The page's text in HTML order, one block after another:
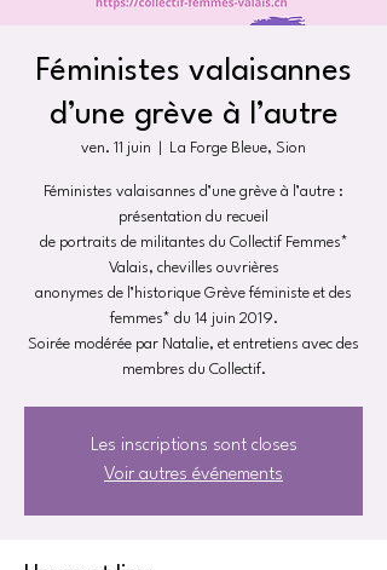
Féministes valaisannes
d’une grève à l’autre
ven. 11 juin La Forge Bleue, Sion
Féministes valaisannes d’une grève à l’autre :
présentation du recueil
de portraits de militantes du Collectif Femmes*
Valais, chevilles ouvrières
anonymes de l’historique Grève féministe et des
femmes* du 14 juin 2019.
Soirée modérée par Natalie, et entretiens avec des
membres du Collectif.
Les inscriptions sont closes
Voir autres événements